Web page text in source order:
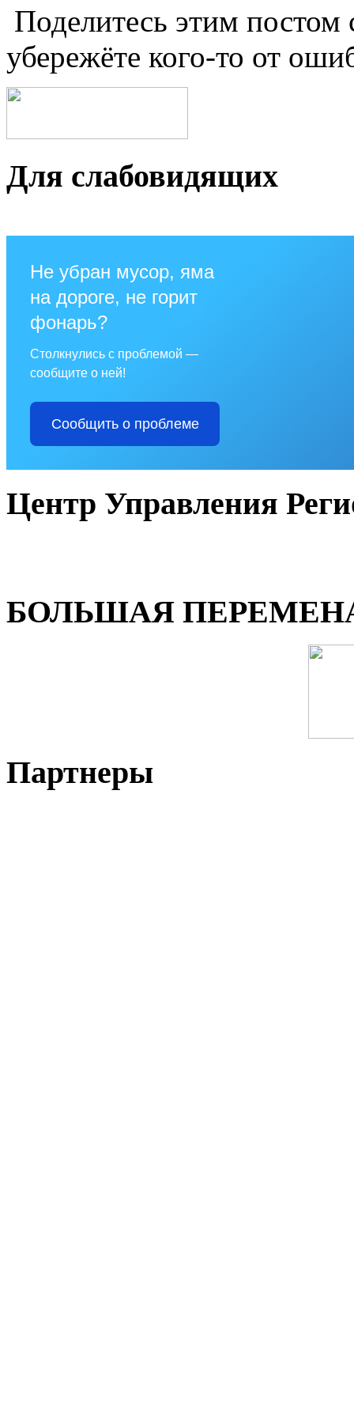
Поделитесь этим
убережёте кого‑то от
Для слабовидящих
Не убран мусор, яма
на дороге, не горит
фонарь?
Столкнулись с проблемой —
сообщите о ней!
Сообщить о проблеме
Центр Управления
БОЛЬШАЯ
Партнеры